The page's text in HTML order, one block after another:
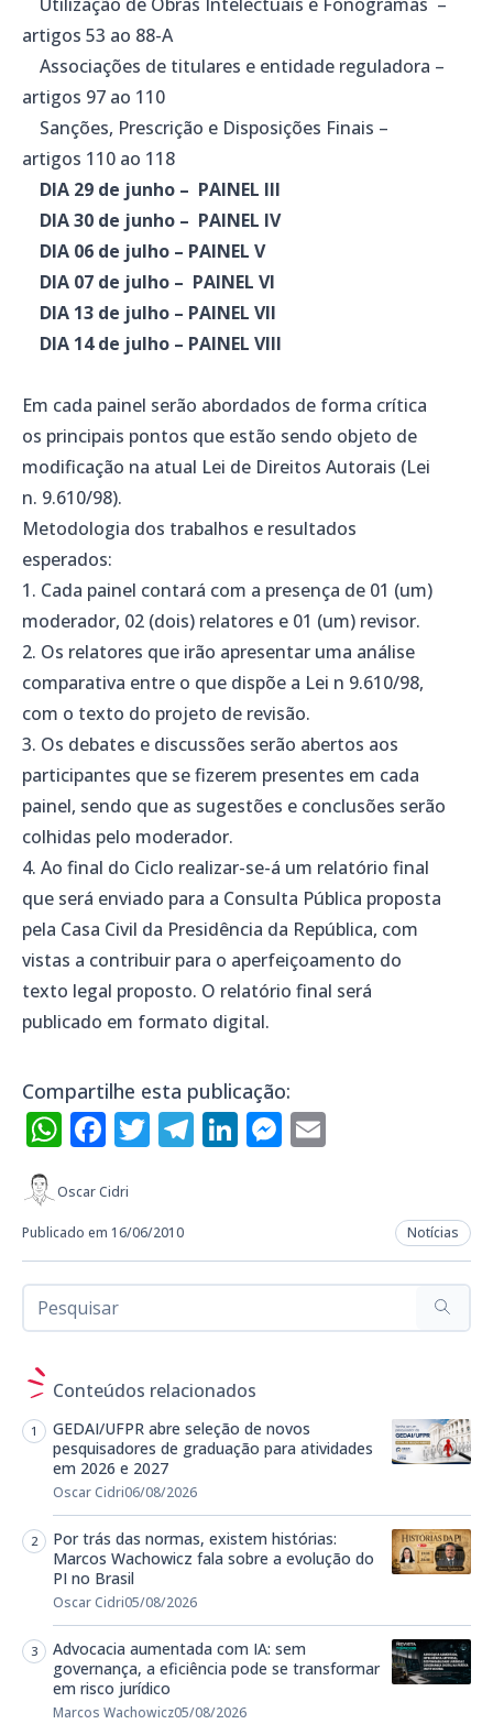
artigos 53 ao 88-A
Associações de titulares e entidade reguladora –
artigos 97 ao 110
Sanções, Prescrição e Disposições Finais –
artigos 110 ao 118
DIA 29 de junho – PAINEL III
DIA 30 de junho – PAINEL IV
DIA 06 de julho – PAINEL V
DIA 07 de julho – PAINEL VI
DIA 13 de julho – PAINEL VII
DIA 14 de julho – PAINEL VIII
Em cada painel serão abordados de forma crítica
os principais pontos que estão sendo objeto de
modificação na atual Lei de Direitos Autorais (Lei
n. 9.610/98).
Metodologia dos trabalhos e resultados
esperados:
1. Cada painel contará com a presença de 01 (um)
moderador, 02 (dois) relatores e 01 (um) revisor.
2. Os relatores que irão apresentar uma análise
comparativa entre o que dispõe a Lei n 9.610/98,
com o texto do projeto de revisão.
3. Os debates e discussões serão abertos aos
participantes que se fizerem presentes em cada
painel, sendo que as sugestões e conclusões serão
colhidas pelo moderador.
4. Ao final do Ciclo realizar-se-á um relatório final
que será enviado para a Consulta Pública proposta
pela Casa Civil da Presidência da República, com
vistas a contribuir para o aperfeiçoamento do
texto legal proposto. O relatório final será
publicado em formato digital.
Compartilhe esta publicação:
WhatsApp
Facebook
Twitter
Telegram
LinkedIn
Messenger
Oscar Cidri
Publicado em 16/06/2010 Notícias
Conteúdos relacionados
GEDAI/UFPR abre seleção de novos
pesquisadores de graduação para atividades
em 2026 e 2027
Oscar Cidri06/08/2026
Por trás das normas, existem histórias:
Marcos Wachowicz fala sobre a evolução do
PI no Brasil
Oscar Cidri05/08/2026
Advocacia aumentada com IA: sem
governança, a eficiência pode se transformar
em risco jurídico
Marcos Wachowicz05/08/2026